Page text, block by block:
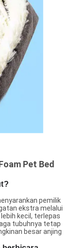
Pet Bed
pemilik
ekstra melalui
kecil, terlepas
tubuhnya tetap
besar anjing